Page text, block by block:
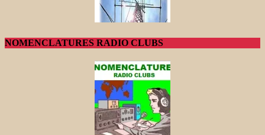
NOMENCLATURES RADIO CLUBS